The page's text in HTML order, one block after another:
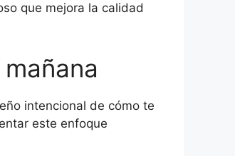
que mejora la calidad
intencional de cómo te
este enfoque